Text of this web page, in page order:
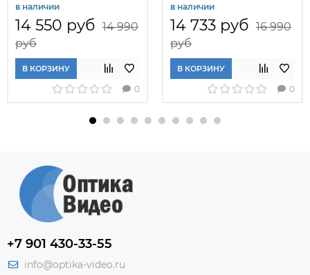
в наличии
14 550 руб 14 990
руб
В КОРЗИНУ
0
в наличии
14 733 руб 16 990
руб
В КОРЗИНУ
0
+7 901 430-33-55
info@optika-video.ru